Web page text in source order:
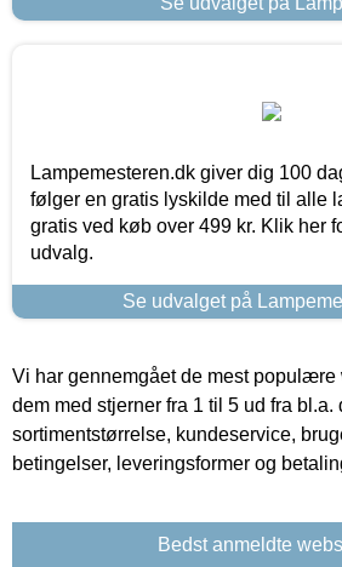
Lampemesteren.dk giver dig 100
følger en gratis lyskilde med til alle
gratis ved køb over 499 kr. Klik her
udvalg.
Se udvalget på
Vi har gennemgået de mest populære
dem med stjerner fra 1 til 5 ud fra bl.a.
sortimentstørrelse, kundeservice,
betingelser, leveringsformer og
Bedst anmeldte